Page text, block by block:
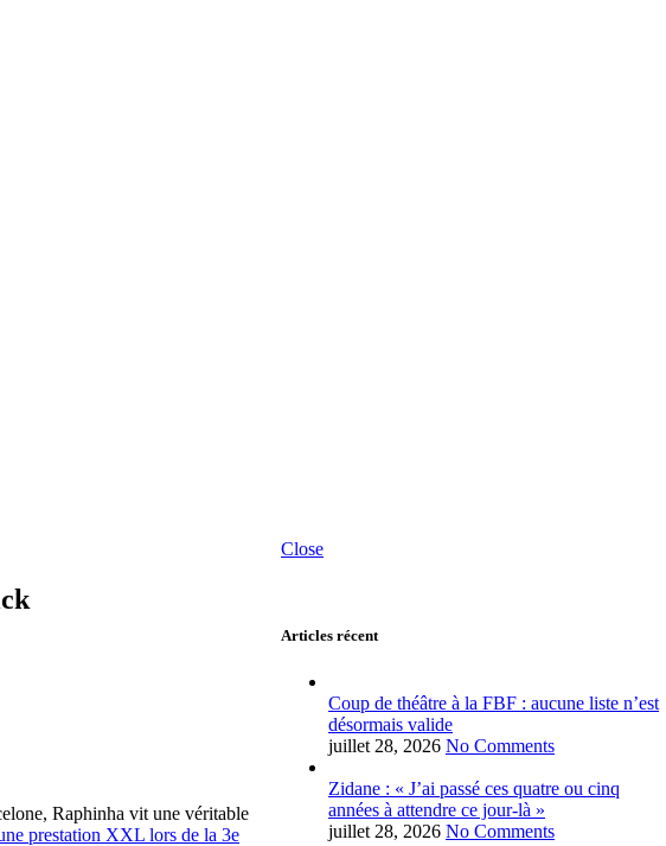
Raphinha vit une véritable
prestation XXL lors de la 3e
Close
Articles récent
Coup de théâtre à la FBF : aucune liste n’est
désormais valide
juillet 28, 2026 No Comments
Zidane : « J’ai passé ces quatre ou cinq
années à attendre ce jour-là »
juillet 28, 2026 No Comments